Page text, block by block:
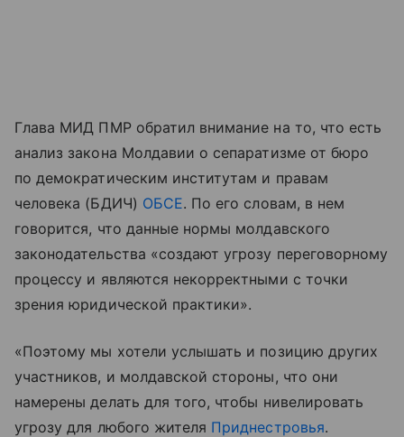
Глава МИД ПМР обратил внимание на то, что есть
анализ закона Молдавии о сепаратизме от бюро
по демократическим институтам и правам
человека (БДИЧ) ОБСЕ. По его словам, в нем
говорится, что данные нормы молдавского
законодательства «создают угрозу переговорному
процессу и являются некорректными с точки
зрения юридической практики».
«Поэтому мы хотели услышать и позицию других
участников, и молдавской стороны, что они
намерены делать для того, чтобы нивелировать
угрозу для любого жителя Приднестровья.